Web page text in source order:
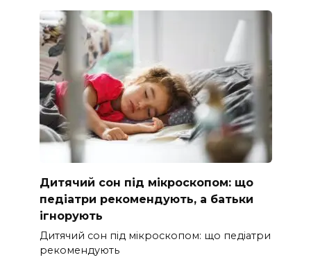
Дитячий сон під мікроскопом: що
педіатри рекомендують, а батьки
ігнорують
Дитячий сон під мікроскопом: що педіатри
рекомендують